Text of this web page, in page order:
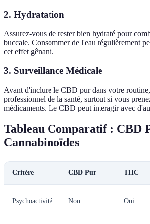
2. Hydratation
Assurez-vous de rester bien hydraté pour
buccale. Consommer de l'eau régulièrement
cet effet gênant.
3. Surveillance Médicale
Avant d'inclure le CBD pur dans votre
professionnel de la santé, surtout si vous
médicaments. Le CBD peut interagir avec
Tableau Comparatif : CBD
Cannabinoïdes
Critère CBD Pur THC
Psychoactivité Non Oui